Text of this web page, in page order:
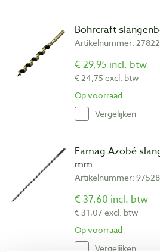
Bohrcraft
Artikelnummer: 27822
€ 29,95 incl. btw
€ 24,75 excl. btw
Op voorraad
Vergelijken
Famag Azobé
mm
Artikelnummer:
€ 37,60 incl. btw
€ 31,07 excl. btw
Op voorraad
Vergelijken